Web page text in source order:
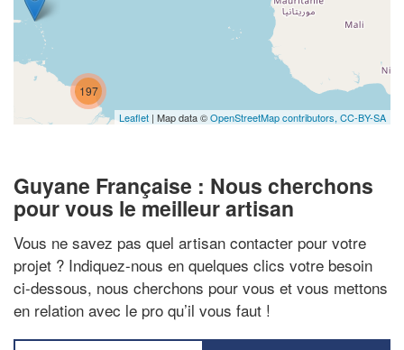
197
Leaflet | Map data ©OpenStreetMap contributors, CC-BY-SA
Guyane Française : Nous cherchons
pour vous le meilleur artisan
Vous ne savez pas quel artisan contacter pour votre
projet ? Indiquez-nous en quelques clics votre besoin
ci-dessous, nous cherchons pour vous et vous mettons
en relation avec le pro qu’il vous faut !